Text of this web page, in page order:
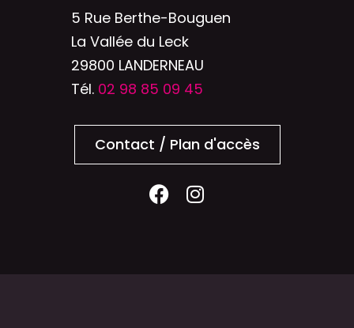
5 Rue Berthe-Bouguen
La Vallée du Leck
29800 LANDERNEAU
Tél. 02 98 85 09 45
Contact / Plan d'accès